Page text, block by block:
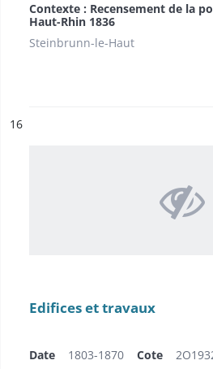
Contexte : Recensement de la
Haut-Rhin 1836
Steinbrunn-le-Haut
n°
16
Edifices et travaux
Date 1803-1870 Cote